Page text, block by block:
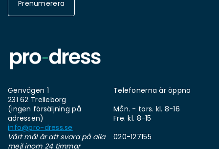
Prenumerera
Genvägen 1
231 62 Trelleborg
(ingen försäljning på
adressen)
info@pro-dress.se
Vårt mål är att svara på alla
mejl inom 24 timmar
Telefonerna är öppna
Mån. - tors. kl. 8-16
Fre. kl. 8-15
020-127155